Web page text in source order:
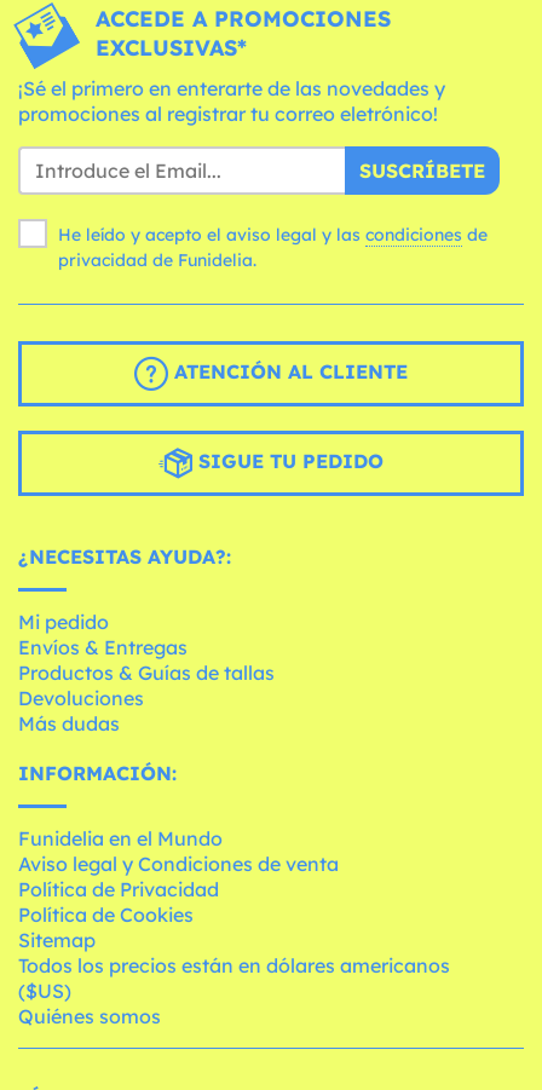
ACCEDE A PROMOCIONES
EXCLUSIVAS*
¡Sé el primero en enterarte de las novedades y
promociones al registrar tu correo eletrónico!
SUSCRÍBETE
He leído y acepto el aviso legal y las condiciones
privacidad de Funidelia.
ATENCIÓN AL CLIENTE
SIGUE TU PEDIDO
¿NECESITAS AYUDA?:
Mi pedido
Envíos & Entregas
Productos & Guías de tallas
Devoluciones
Más dudas
INFORMACIÓN:
Funidelia en el Mundo
Aviso legal y Condiciones de venta
Política de Privacidad
Política de Cookies
Sitemap
Todos los precios están en dólares americanos
($US)
Quiénes somos